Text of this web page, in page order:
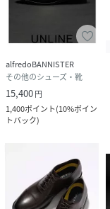
alfredoBANNISTER
その他のシューズ・靴
15,400円
1,400ポイント(10%ポイン
トバック)